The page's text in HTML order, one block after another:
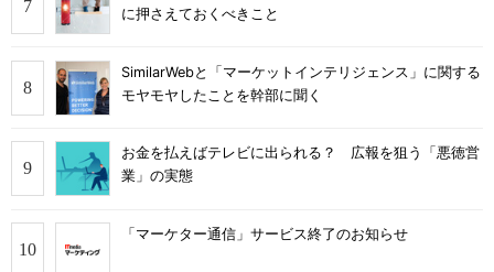
に押さえておくべきこと
SimilarWebと「マーケットインテリジェンス」に関する
モヤモヤしたことを幹部に聞く
お金を払えばテレビに出られる？ 広報を狙う「悪徳営
業」の実態
「マーケター通信」サービス終了のお知らせ